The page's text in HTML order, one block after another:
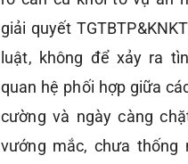
giải quyết
luật, không để xảy ra
quan hệ phối hợp giữa
cường và ngày càng
vướng mắc, chưa